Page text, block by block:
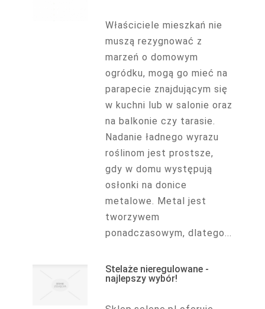
Właściciele mieszkań nie
muszą rezygnować z
marzeń o domowym
ogródku, mogą go mieć na
parapecie znajdującym się
w kuchni lub w salonie oraz
na balkonie czy tarasie.
Nadanie ładnego wyrazu
roślinom jest prostsze,
gdy w domu występują
osłonki na donice
metalowe. Metal jest
tworzywem
ponadczasowym, dlatego...
Stelaże nieregulowane -
najlepszy wybór!